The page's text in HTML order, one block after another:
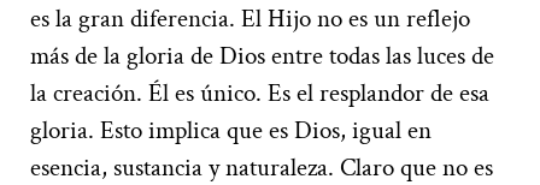
es la gran diferencia. El Hijo no es un reflejo
más de la gloria de Dios entre todas las luces de
la creación. Él es único. Es el resplandor de esa
gloria. Esto implica que es Dios, igual en
esencia, sustancia y naturaleza. Claro que no es